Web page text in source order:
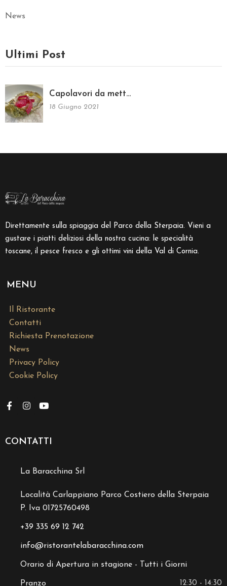
News
Ultimi Post
Capolavori da mett…
18 Giugno 2021
Direttamente sulla spiaggia del Parco della Sterpaia. Vieni a
gustare i piatti deliziosi della nostra cucina: le specialità
toscane, il pesce fresco e gli ottimi vini della Val di Cornia.
MENU
Il Ristorante
Contatti
Richiesta Prenotazione
News
Privacy Policy
Cookie Policy
CONTATTI
La Baracchina Srl
Località Carlappiano Parco Costiero della Sterpaia
P. Iva 01725760498
+39 335 69 12 742
info@ristorantelabaracchina.com
Orario di Apertura in stagione - Tutti i Giorni
Pranzo 12:30 - 14:30